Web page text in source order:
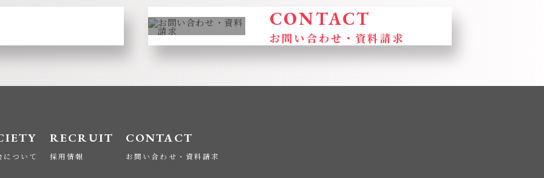
CONTACT
お問い合わせ・ 資料請求
について
RECRUIT
採用情報
CONTACT
お問い合わせ・資料請求